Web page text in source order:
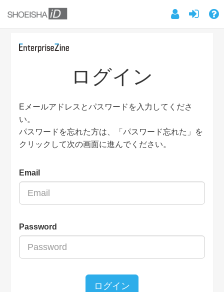
ログイン
Eメールアドレスとパスワードを入力してくださ
い。
パスワードを忘れた方は、「パスワード忘れた」を
クリックして次の画面に進んでください。
Email
Password
ログイン